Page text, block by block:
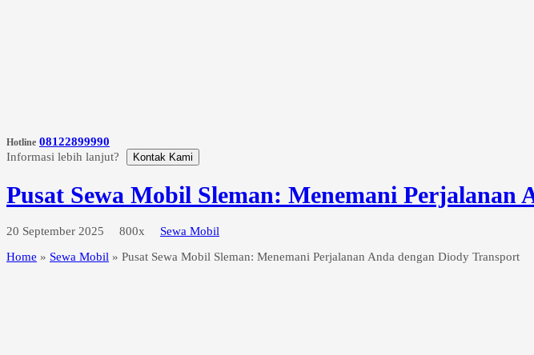
Hotline 08122899990
Informasi lebih lanjut?
Kontak Kami
Pusat Sewa Mobil Sleman: Menemani Perjalanan
20 September 2025 800x
Sewa Mobil
Home » Sewa Mobil » Pusat Sewa Mobil Sleman: Menemani Perjalanan Anda dengan Diody Transport